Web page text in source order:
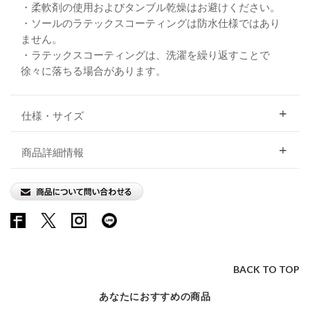
・柔軟剤の使用およびタンブル乾燥はお避けください。
・ソールのラテックスコーティングは防水仕様ではあり
ません。
・ラテックスコーティングは、洗濯を繰り返すことで
徐々に落ちる場合があります。
仕様・サイズ
商品詳細情報
BACK TO TOP
あなたにおすすめの商品